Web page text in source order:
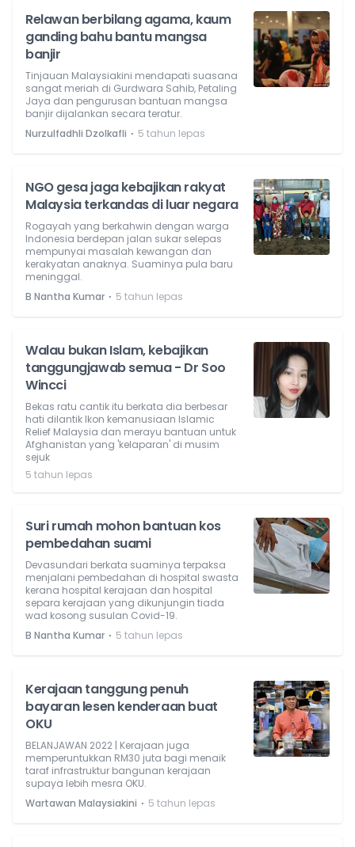
Relawan berbilang agama, kaum
ganding bahu bantu mangsa
banjir
Tinjauan Malaysiakini mendapati suasana
sangat meriah di Gurdwara Sahib, Petaling
Jaya dan pengurusan bantuan mangsa
banjir dijalankan secara teratur.
Nurzulfadhli Dzolkafli ⋅ 5 tahun lepas
NGO gesa jaga kebajikan rakyat
Malaysia terkandas di luar negara
Rogayah yang berkahwin dengan warga
Indonesia berdepan jalan sukar selepas
mempunyai masalah kewangan dan
kerakyatan anaknya. Suaminya pula baru
meninggal.
B Nantha Kumar ⋅ 5 tahun lepas
Walau bukan Islam, kebajikan
tanggungjawab semua - Dr Soo
Wincci
Bekas ratu cantik itu berkata dia berbesar
hati dilantik Ikon kemanusiaan Islamic
Relief Malaysia dan merayu bantuan untuk
Afghanistan yang 'kelaparan' di musim
sejuk
5 tahun lepas
Suri rumah mohon bantuan kos
pembedahan suami
Devasundari berkata suaminya terpaksa
menjalani pembedahan di hospital swasta
kerana hospital kerajaan dan hospital
separa kerajaan yang dikunjungin tiada
wad kosong susulan Covid-19.
B Nantha Kumar ⋅ 5 tahun lepas
Kerajaan tanggung penuh
bayaran lesen kenderaan buat
OKU
BELANJAWAN 2022 | Kerajaan juga
memperuntukkan RM30 juta bagi menaik
taraf infrastruktur bangunan kerajaan
supaya lebih mesra OKU.
Wartawan Malaysiakini ⋅ 5 tahun lepas